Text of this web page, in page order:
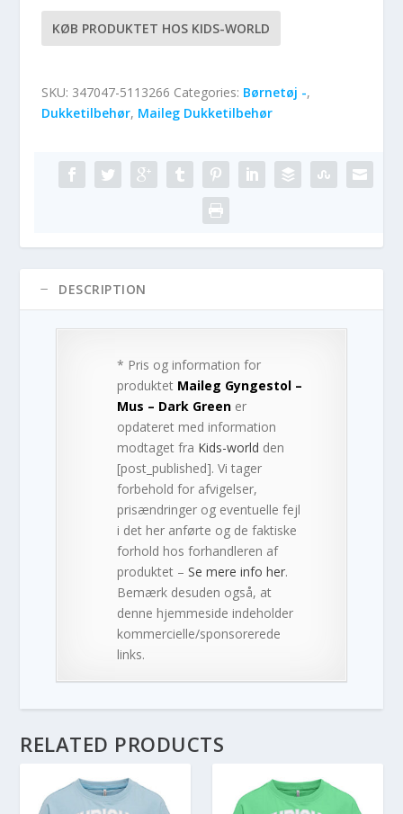
KØB PRODUKTET HOS KIDS-WORLD
SKU: 347047-5113266 Categories: Børnetøj -,
Dukketilbehør, Maileg Dukketilbehør
DESCRIPTION
* Pris og information for
produktet Maileg Gyngestol –
Mus – Dark Green er
opdateret med information
modtaget fra Kids-world den
[post_published]. Vi tager
forbehold for afvigelser,
prisændringer og eventuelle fejl
i det her anførte og de faktiske
forhold hos forhandleren af
produktet –Se mere info her.
Bemærk desuden også, at
denne hjemmeside indeholder
kommercielle/sponsorerede
links.
RELATED PRODUCTS